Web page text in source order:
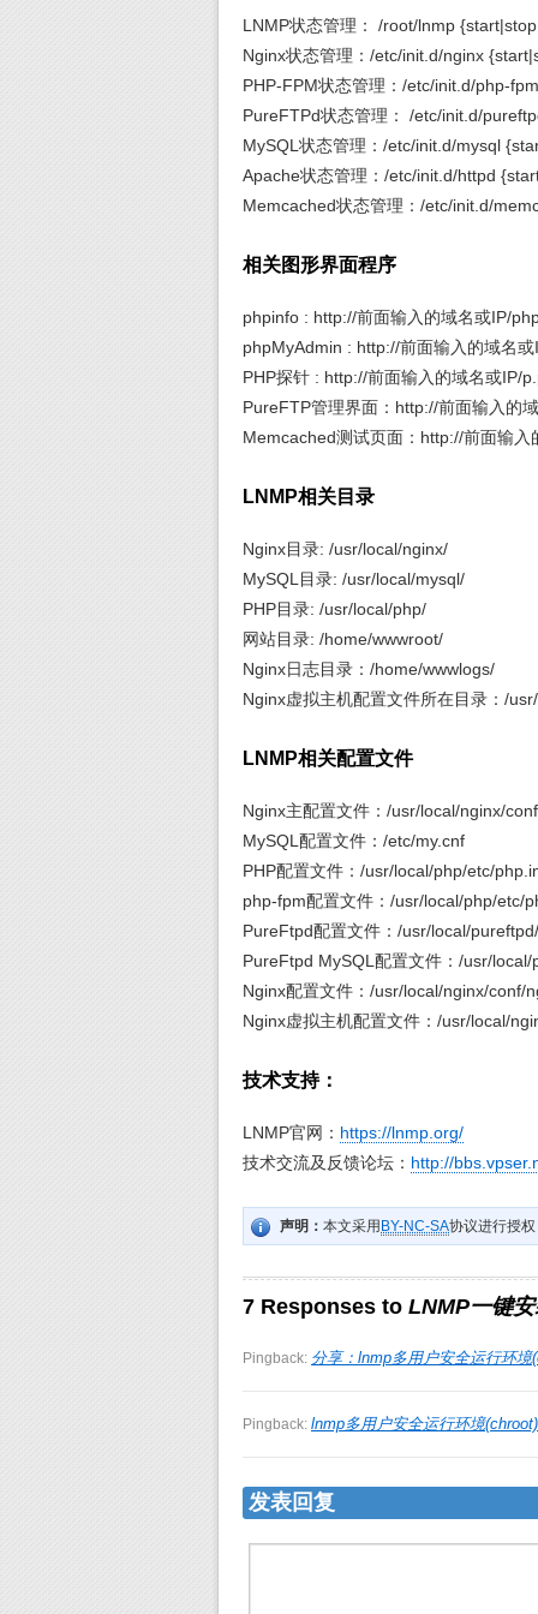
LNMP状态管理： /root/lnmp
Nginx状态管理：/etc/init.d/nginx
PHP-FPM状态管理：/etc/init.d/php-
PureFTPd状态管理： /etc/init.d/
MySQL状态管理：/etc/init.d/mysql
Apache状态管理：/etc/init.d/httpd
Memcached状态管理：/etc/init.d/
相关图形界面程序
phpinfo : http://前面输入的域名或IP/
phpMyAdmin : http://前面输入的域名
PHP探针 : http://前面输入的域名或IP/
PureFTP管理界面：http://前面输入的
Memcached测试页面：http://前面输
LNMP相关目录
Nginx目录: /usr/local/nginx/
MySQL目录: /usr/local/mysql/
PHP目录: /usr/local/php/
网站目录: /home/wwwroot/
Nginx日志目录：/home/wwwlogs/
Nginx虚拟主机配置文件所在目录：/
LNMP相关配置文件
Nginx主配置文件：/usr/local/nginx/
MySQL配置文件：/etc/my.cnf
PHP配置文件：/usr/local/php/etc/
php-fpm配置文件：/usr/local/php/etc/
PureFtpd配置文件：/usr/local/
PureFtpd MySQL配置文件：/usr/
Nginx配置文件：/usr/local/nginx/conf/
Nginx虚拟主机配置文件：/usr/local/
技术支持：
LNMP官网： https://lnmp.org/
技术交流及反馈论坛： http://
声明： 本文采用 BY-NC-SA协议进行授
7 Responses to LNMP一键
Pingback: 分享：lnmp多用户安全运行环
Pingback: lnmp多用户安全运行环境
发表回复